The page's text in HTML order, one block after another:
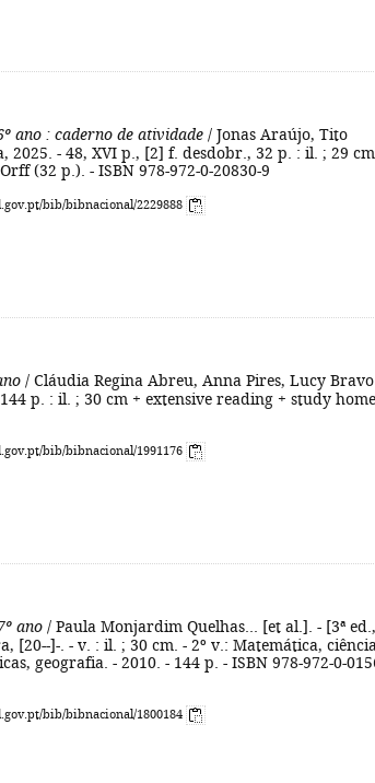
ano : caderno de atividade / Jonas Araújo, Tito
2025. - 48, XVI p., [2] f. desdobr., 32 p. : il. ; 29
(32 p.). - ISBN 978-972-0-20830-9
bib/bibnacional/2229888
/ Cláudia Regina Abreu, Anna Pires, Lucy
p. : il. ; 30 cm + extensive reading + study
bib/bibnacional/1991176
ano / Paula Monjardim Quelhas... [et al.]. - [3ª
[20--]-. - v. : il. ; 30 cm. - 2º v.: Matemática,
geografia. - 2010. - 144 p. - ISBN 978-972-0-
bib/bibnacional/1800184